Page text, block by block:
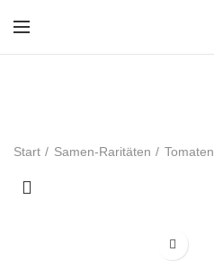
Start Samen-Raritäten Tomaten